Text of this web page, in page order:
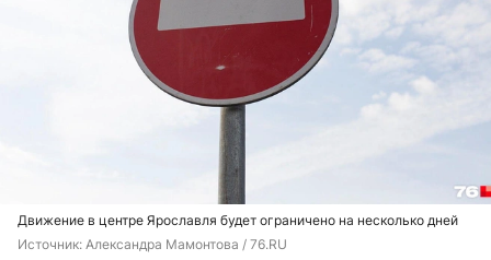
Движение в центре Ярославля будет ограничено на несколько дней
Источник: Александра Мамонтова / 76.RU